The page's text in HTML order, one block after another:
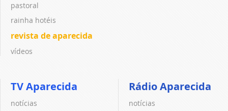
pastoral
rainha hotéis
revista de aparecida
vídeos
TV Aparecida
notícias
Rádio Aparecida
notícias